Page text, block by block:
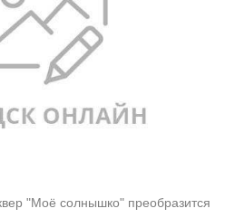
"Моё солнышко" преобразится